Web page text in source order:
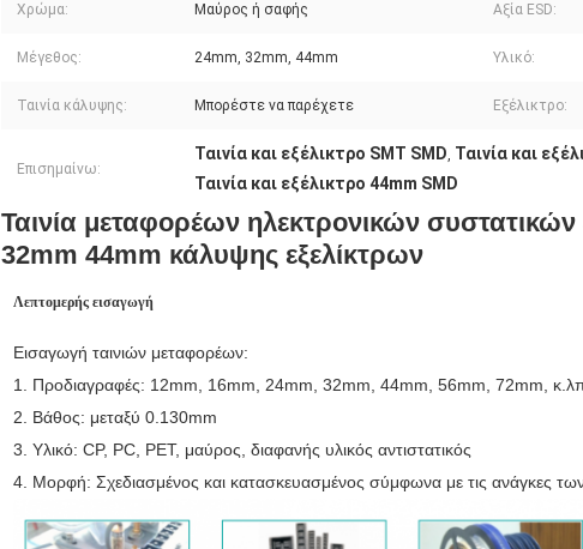
Χρώμα: Μαύρος ή σαφής Αξία ESD:
Μέγεθος: 24mm, 32mm, 44mm Υλικό:
Ταινία κάλυψης: Μπορέστε να παρέχετε Εξέλικτρο:
Επισημαίνω:
Ταινία και εξέλικτρο SMT SMD, Ταινία και
Ταινία και εξέλικτρο 44mm SMD
Ταινία μεταφορέων ηλεκτρονικών συστατικών
32mm 44mm κάλυψης εξελίκτρων
Λεπτομερής εισαγωγή
Εισαγωγή ταινιών μεταφορέων:
1. Προδιαγραφές: 12mm, 16mm, 24mm, 32mm, 44mm, 56mm, 72mm,
2. Βάθος: μεταξύ 0.130mm
3. Υλικό: CP, PC, PET, μαύρος, διαφανής υλικός αντιστατικός
4. Μορφή: Σχεδιασμένος και κατασκευασμένος σύμφωνα με τις ανάγκες